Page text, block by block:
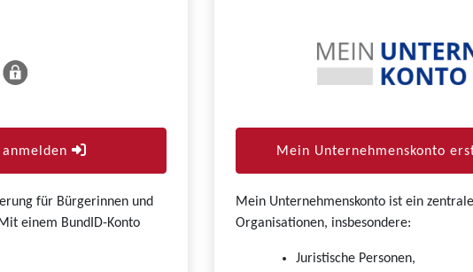
für Bürgerinnen und
einem BundID-Konto
Mein Unternehmenskonto
Mein Unternehmenskonto ist ein
Organisationen, insbesondere:
Juristische Personen,